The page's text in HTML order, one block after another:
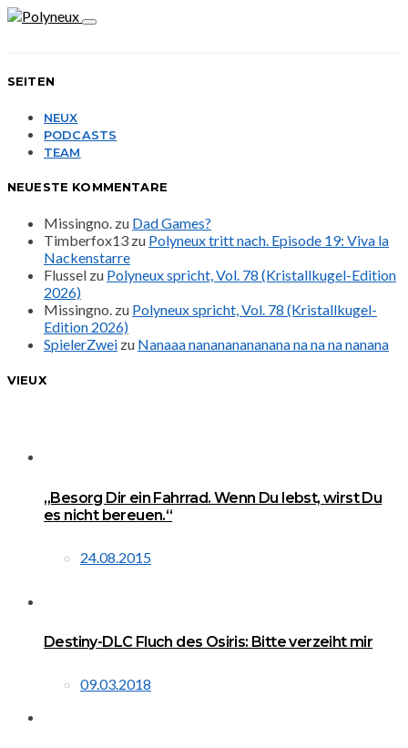
SEITEN
NEUX
PODCASTS
TEAM
NEUESTE KOMMENTARE
Missingno. zu Dad Games?
Timberfox13 zu Polyneux tritt nach. Episode 19: Viva la
Nackenstarre
Flussel zu Polyneux spricht, Vol. 78 (Kristallkugel-Edition
2026)
Missingno. zu Polyneux spricht, Vol. 78 (Kristallkugel-
Edition 2026)
SpielerZwei zu Nanaaa nanananananana na na na nanana
VIEUX
„Besorg Dir ein Fahrrad. Wenn Du lebst, wirst Du
es nicht bereuen.“
24.08.2015
Destiny-DLC Fluch des Osiris: Bitte verzeiht mir
09.03.2018